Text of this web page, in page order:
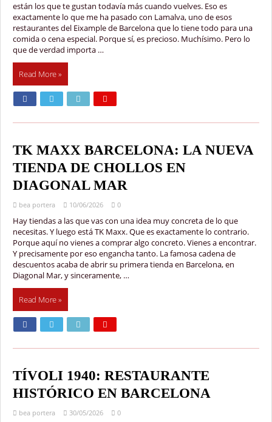
están los que te gustan todavía más cuando vuelves. Eso es
exactamente lo que me ha pasado con Lamalva, uno de esos
restaurantes del Eixample de Barcelona que lo tiene todo para una
comida o cena especial. Porque sí, es precioso. Muchísimo. Pero lo
que de verdad importa …
Read More »
TK MAXX BARCELONA: LA NUEVA
TIENDA DE CHOLLOS EN
DIAGONAL MAR
bea portera 10/06/2026 0
Hay tiendas a las que vas con una idea muy concreta de lo que
necesitas. Y luego está TK Maxx. Que es exactamente lo contrario.
Porque aquí no vienes a comprar algo concreto. Vienes a encontrar.
Y precisamente por eso engancha tanto. La famosa cadena de
descuentos acaba de abrir su primera tienda en Barcelona, en
Diagonal Mar, y sinceramente, …
Read More »
TÍVOLI 1940: RESTAURANTE
HISTÓRICO EN BARCELONA
bea portera 30/05/2026 0